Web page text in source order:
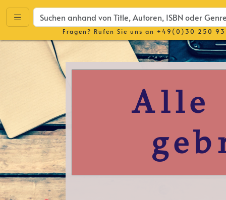
Fragen? Rufen Sie uns an +49(0)30 250
Alle